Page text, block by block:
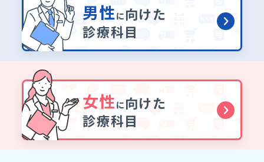
男性に向けた
診療科目
女性に向けた
診療科目